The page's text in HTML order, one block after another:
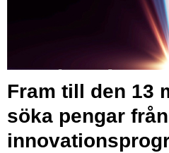
Fram till den 13
söka pengar från